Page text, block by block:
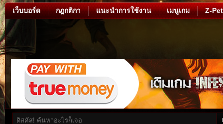
เว็บบอร์ด กฎกติกา แนะนำการใช้งาน เมนูเกม Z-Pet